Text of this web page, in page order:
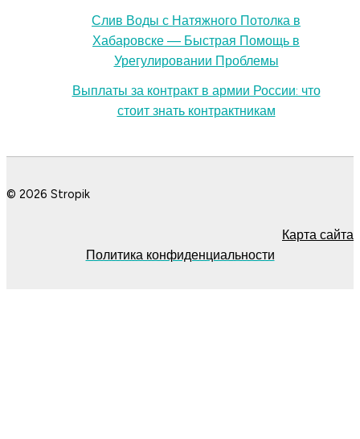
Слив Воды с Натяжного Потолка в
Хабаровске — Быстрая Помощь в
Урегулировании Проблемы
Выплаты за контракт в армии России: что
стоит знать контрактникам
© 2026 Stropik
Карта сайта
Политика конфиденциальности